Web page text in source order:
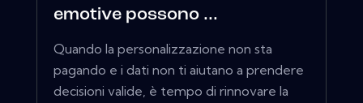
emotive possono ...
Quando la personalizzazione non sta
pagando e i dati non ti aiutano a prendere
decisioni valide, è tempo di rinnovare la